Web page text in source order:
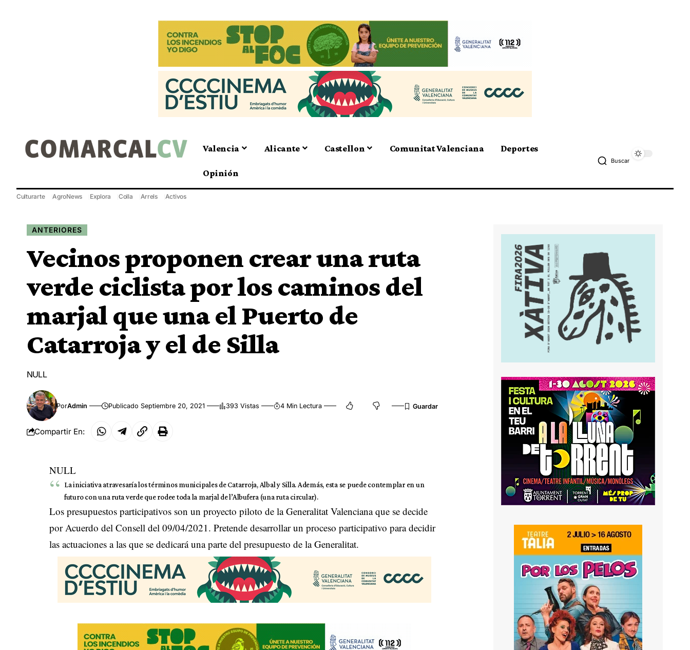
Valencia Alicante Castellon Comunitat Valenciana Deportes
Opinión
Buscar
Culturarte AgroNews Explora Colla Arrels Activos
ANTERIORES
Vecinos proponen crear una ruta
verde ciclista por los caminos del
marjal que una el Puerto de
Catarroja y el de Silla
NULL
PorAdmin Publicado Septiembre 20, 2021 393 Vistas 4 Min Lectura
Compartir En:
NULL
La iniciativa atravesaría los términos municipales de Catarroja, Albal y Silla. Además, esta se puede contemplar en un
futuro con una ruta verde que rodee toda la marjal de l’Albufera (una ruta circular).
Los presupuestos participativos son un proyecto piloto de la Generalitat Valenciana que se decide
por Acuerdo del Consell del 09/04/2021. Pretende desarrollar un proceso participativo para decidir
las actuaciones a las que se dedicará una parte del presupuesto de la Generalitat.